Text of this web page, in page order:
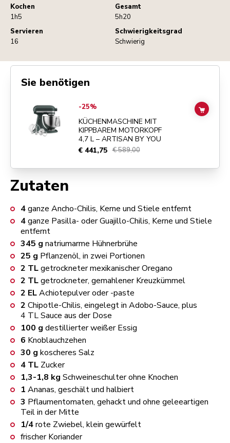
Kochen
1h5
Gesamt
5h20
Servieren
16
Schwierigkeitsgrad
Schwierig
Zutaten
4ganze Ancho-Chilis, Kerne und Stiele entfernt
4ganze Pasilla- oder Guajillo-Chilis, Kerne und Stiele
entfernt
345 g natriumarme Hühnerbrühe
25 g Pflanzenöl, in zwei Portionen
2 TLgetrockneter mexikanischer Oregano
2 TLgetrockneter, gemahlener Kreuzkümmel
2 ELAchiotepulver oder -paste
2 Chipotle-Chilis, eingelegt in Adobo-Sauce, plus
4 TL Sauce aus der Dose
100 g destillierter weißer Essig
6 Knoblauchzehen
30 g koscheres Salz
4 TL Zucker
1,3-1,8 kg Schweineschulter ohne Knochen
1 Ananas, geschält und halbiert
3 Pflaumentomaten, gehackt und ohne geleeartigen
Teil in der Mitte
1/4rote Zwiebel, klein gewürfelt
frischer Koriander
Sie benötigen
Go toKÜCHENMASCHINE MIT KIPPBAREM MOTORKOPF 4,7 L –
-25%
KÜCHENMASCHINE MIT
KIPPBAREM MOTORKOPF
4,7 L – ARTISAN BY YOU
€ 441,75 € 589,00
ADD